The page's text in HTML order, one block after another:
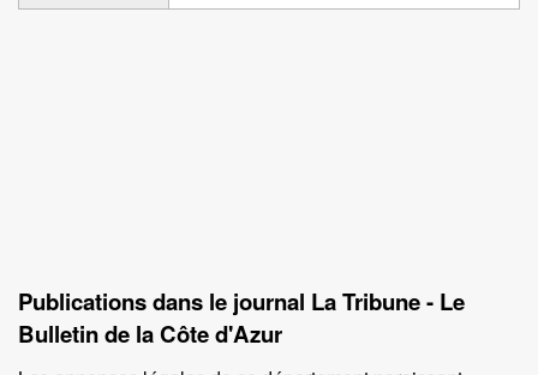
Publications dans le journal La Tribune - Le
Bulletin de la Côte d'Azur